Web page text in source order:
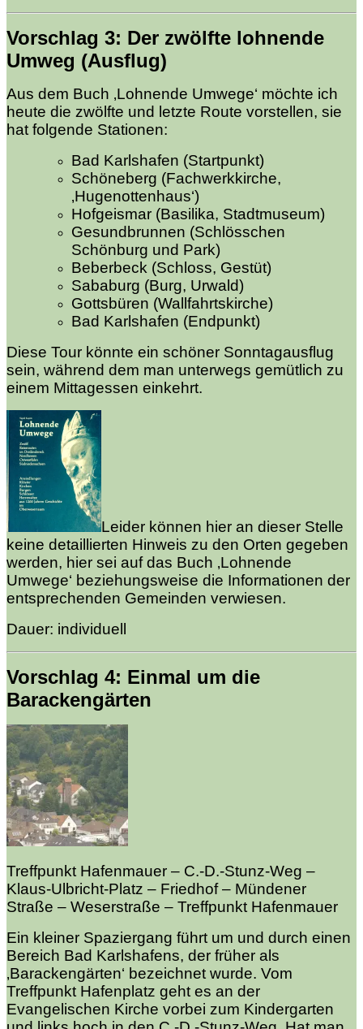
Vorschlag 3: Der zwölfte lohnende
Umweg (Ausflug)
Aus dem Buch ‚Lohnende Umwege‘ möchte ich
heute die zwölfte und letzte Route vorstellen, sie
hat folgende Stationen:
Bad Karlshafen (Startpunkt)
Schöneberg (Fachwerkkirche,
‚Hugenottenhaus‘)
Hofgeismar (Basilika, Stadtmuseum)
Gesundbrunnen (Schlösschen
Schönburg und Park)
Beberbeck (Schloss, Gestüt)
Sababurg (Burg, Urwald)
Gottsbüren (Wallfahrtskirche)
Bad Karlshafen (Endpunkt)
Diese Tour könnte ein schöner Sonntagausflug
sein, während dem man unterwegs gemütlich zu
einem Mittagessen einkehrt.
Leider können hier an dieser Stelle
keine detaillierten Hinweis zu den Orten gegeben
werden, hier sei auf das Buch ‚Lohnende
Umwege‘ beziehungsweise die Informationen der
entsprechenden Gemeinden verwiesen.
Dauer: individuell
Vorschlag 4: Einmal um die
Barackengärten
Treffpunkt Hafenmauer – C.-D.-Stunz-Weg –
Klaus-Ulbricht-Platz – Friedhof – Mündener
Straße – Weserstraße – Treffpunkt Hafenmauer
Ein kleiner Spaziergang führt um und durch einen
Bereich Bad Karlshafens, der früher als
‚Barackengärten‘ bezeichnet wurde. Vom
Treffpunkt Hafenplatz geht es an der
Evangelischen Kirche vorbei zum Kindergarten